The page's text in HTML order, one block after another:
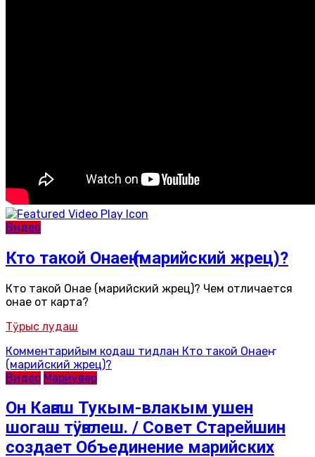
Видео
Кто такой Онаеҥ (марийский жрец)?
Кто такой Онаеҥ (марийский жрец)? Чем отличается
онаеҥ от карта?
Тӱрыс лудаш
Комментарийым кодаш тидлан Кто такой Онаеҥ
(марийский жрец)?
Видео Мариувер
Он Каҥаш Тукым-влакым ушен
шогаш тӱҥалеш. / Совет Старейшин
создает Объединение марийских